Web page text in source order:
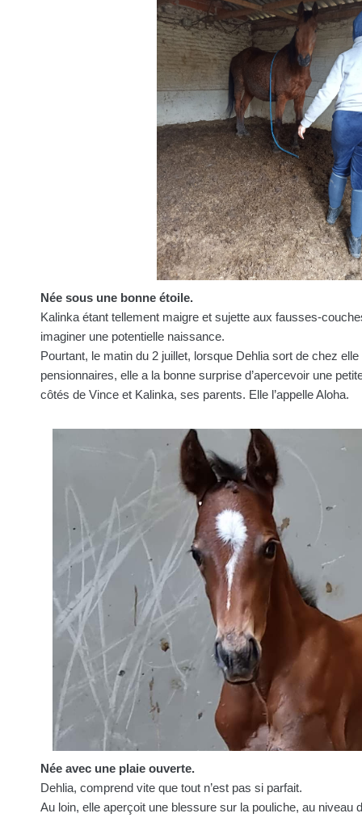
Née sous une bonne étoile.
Kalinka étant tellement maigre et sujette aux fausses-
imaginer une potentielle naissance.
Pourtant, le matin du 2 juillet, lorsque Dehlia sort de chez
pensionnaires, elle a la bonne surprise d’apercevoir une
côtés de Vince et Kalinka, ses parents. Elle l’appelle Aloha.
Née avec une plaie ouverte.
Dehlia, comprend vite que tout n’est pas si parfait.
Au loin, elle aperçoit une blessure sur la pouliche, au niveau